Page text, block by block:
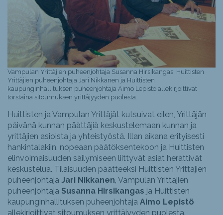
Vampulan Yrittäjien puheenjohtaja Susanna Hirsikangas, Huittisten
Yrittäjien puheenjohtaja Jari Nikkanen ja Huittisten
kaupunginhallituksen puheenjohtaja Aimo Lepistö allekirjoittivat
torstaina sitoumuksen yrittäjyyden puolesta.
Huittisten ja Vampulan Yrittäjät kutsuivat eilen, Yrittäjän
päivänä kunnan päättäjiä keskustelemaan kunnan ja
yrittäjien asioista ja yhteistyöstä. Illan aikana erityisesti
hankintalakiin, nopeaan päätöksentekoon ja Huittisten
elinvoimaisuuden säilymiseen liittyvät asiat herättivät
keskustelua. Tilaisuuden päätteeksi Huittisten Yrittäjien
puheenjohtaja Jari Nikkanen , Vampulan Yrittäjien
puheenjohtaja Susanna Hirsikangas ja Huittisten
kaupunginhallituksen puheenjohtaja Aimo Lepistö
allekirjoittivat sitoumuksen yrittäjyyden puolesta.